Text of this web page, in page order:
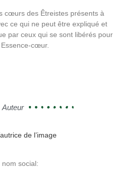
cœurs des Êtreistes présents à
ce qui ne peut être expliqué et
par ceux qui se sont libérés pour
cœur.
Auteur
nom social: